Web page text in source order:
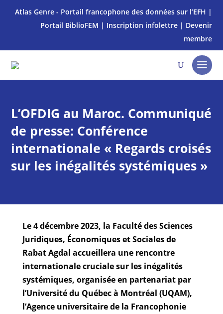
Atlas Genre - Portail francophone des données sur l’EFH |
Portail BiblioFEM | Inscription infolettre| Devenir
membre
L’OFDIG au Maroc. Communiqué
de presse: Conférence
internationale « Regards croisés
sur les inégalités systémiques »
Le 4 décembre 2023, la Faculté des Sciences
Juridiques, Économiques et Sociales de
Rabat Agdal accueillera une rencontre
internationale cruciale sur les inégalités
systémiques, organisée en partenariat par
l’Université du Québec à Montréal (UQAM),
l’Agence universitaire de la Francophonie